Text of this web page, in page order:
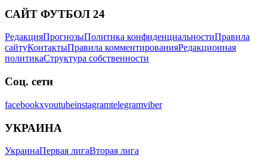
САЙТ ФУТБОЛ 24
РедакцияПрогнозыПолитика конфиденциальностиПравила
сайтуКонтактыПравила комментированияРедакционная
политикаСтруктура собственности
Соц. сети
facebookxyoutubeinstagramtelegramviber
УКРАИНА
УкраинаПервая лигаВторая лига